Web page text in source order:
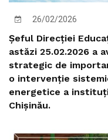
26/02/2026
Șeful Direcției
astăzi 25.02.2026 a
strategic de
o intervenție
energetice a
Chișinău.